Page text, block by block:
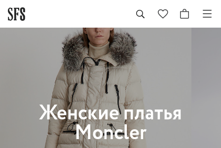
Женскиеплатья
Moncler